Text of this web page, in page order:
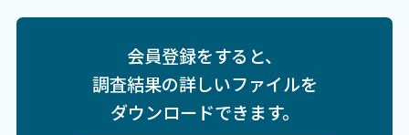
会員登録をすると、
調査結果の詳しいファイルを
ダウンロードできます。